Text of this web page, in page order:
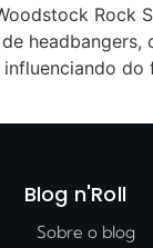
Rock
Blog n'Roll
Sobre o blog